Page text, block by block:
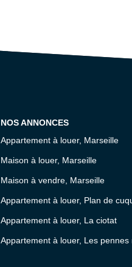
NOS ANNONCES
Appartement à louer, Marseille
Maison à louer, Marseille
Maison à vendre, Marseille
Appartement à louer, Plan de
Appartement à louer, La ciotat
Appartement à louer, Les pennes